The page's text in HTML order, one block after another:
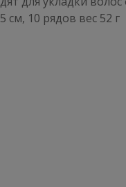
см, 10 рядов вес 52 г